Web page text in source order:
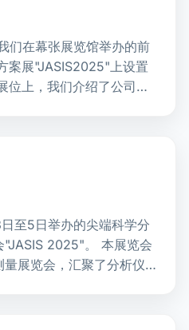
们在幕张展览馆举办的前
案展"JASIS2025"上设置
位上，我们介绍了公司在
至5日举办的尖端科学分
"JASIS 2025"。 本展览会
展览会，汇聚了分析仪